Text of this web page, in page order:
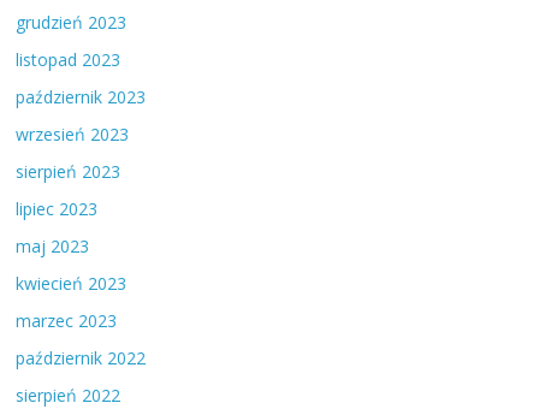
grudzień 2023
listopad 2023
październik 2023
wrzesień 2023
sierpień 2023
lipiec 2023
maj 2023
kwiecień 2023
marzec 2023
październik 2022
sierpień 2022